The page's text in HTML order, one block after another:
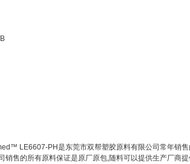
LE6607-PH是东莞市双帮塑胶原料有限公司常年销
售的所有原料保证是原厂原包,随料可以提供生产厂商